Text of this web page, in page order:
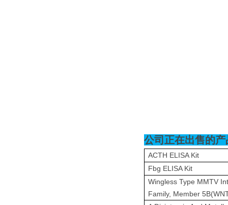
公司正在出售的产
ACTH ELISA Kit
Fbg ELISA Kit
Wingless Type MMTV
Family, Member